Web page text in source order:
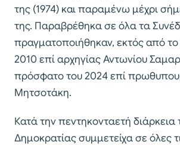
της (1974) και παραμένω μέχρι
της. Παραβρέθηκα σε όλα τα
πραγματοποιήθηκαν, εκτός από το
2010 επί αρχηγίας Αντωνίου
πρόσφατο του 2024 επί
Μητσοτάκη.
Κατά την πεντηκονταετή διάρκεια
Δημοκρατίας συμμετείχα σε όλες